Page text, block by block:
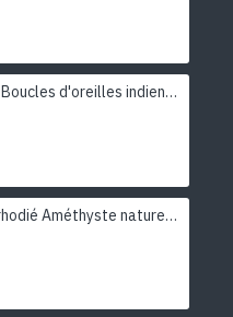
Bijoux indiens - Boucles d'oreilles indiennes rhodiées Améthyste
Bague argent rhodié Améthyste naturelle